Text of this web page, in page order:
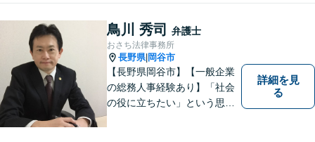
根ざした弁護士】もし何かお
困りな事がございましたらお
気軽にご相談ください。
鳥川 秀司 弁護士
おさち法律事務所
長野県| 岡谷市
【長野県岡谷市】【一般企業
の総務人事経験あり】「社会
の役に立ちたい」という思い
詳細を見
る